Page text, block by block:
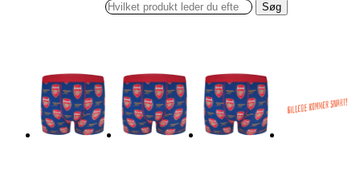
Søg